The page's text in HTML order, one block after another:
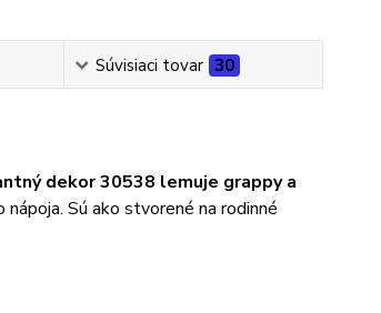
Súvisiaci tovar 30
dekor 30538 lemuje grappy a
Sú ako stvorené na rodinné